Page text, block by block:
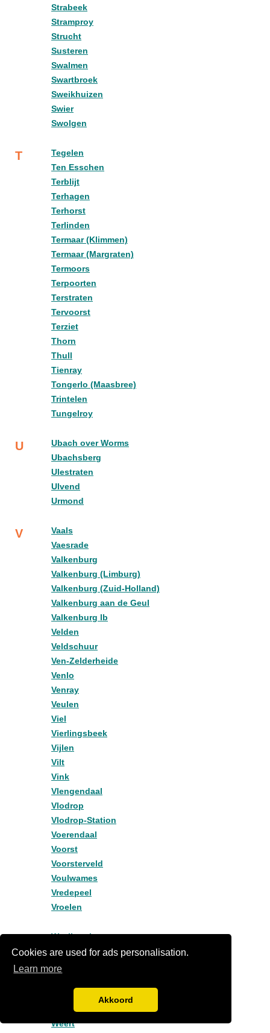
Cookies are used for ads personalisation.
Learn more
Akkoord
Strabeek
Stramproy
Strucht
Susteren
Swalmen
Swartbroek
Sweikhuizen
Swier
Swolgen
T
Tegelen
Ten Esschen
Terblijt
Terhagen
Terhorst
Terlinden
Termaar (Klimmen)
Termaar (Margraten)
Termoors
Terpoorten
Terstraten
Tervoorst
Terziet
Thorn
Thull
Tienray
Tongerlo (Maasbree)
Trintelen
Tungelroy
U
Ubach over Worms
Ubachsberg
Ulestraten
Ulvend
Urmond
V
Vaals
Vaesrade
Valkenburg
Valkenburg (Limburg)
Valkenburg (Zuid-Holland)
Valkenburg aan de Geul
Valkenburg lb
Velden
Veldschuur
Ven-Zelderheide
Venlo
Venray
Veulen
Viel
Vierlingsbeek
Vijlen
Vilt
Vink
Vlengendaal
Vlodrop
Vlodrop-Station
Voerendaal
Voorst
Voorsterveld
Voulwames
Vredepeel
Vroelen
Waalbroek
Wahlwiller
Walem
Waterval
Weert